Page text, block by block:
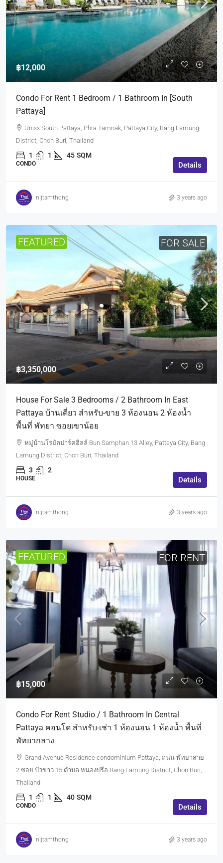
฿12,000
Condo For Rent 1 Bedroom / 1 Bathroom In [South
Pattaya]
Unixx South Pattaya, Phra Tamnak, Pattaya City, Bang Lamung
District, Chon Buri, Thailand
1 1 45 SQM
CONDO Details
nijtamthong 3 years ago
FEATURED FOR SALE
฿3,350,000
House For Sale 3 Bedrooms / 2 Bathroom In East
Pattaya บ้านเดี่ยว สำหรับ-ขาย 3 ห้องนอน 2 ห้องน้ำ
พื้นที่ พัทยา ซอยเขาน้อย
หมู่บ้านโรยัลปาร์คฮิลล์ Bun Samphan 13 Alley, Pattaya City, Bang
Lamung District, Chon Buri, Thailand
3 2
HOUSE Details
nijtamthong 3 years ago
FEATURED FOR RENT
฿15,000
Condo For Rent Studio / 1 Bathroom In Central
Pattaya คอนโด สำหรับ-เช่า 1 ห้องนอน 1 ห้องน้ำ พื้นที่
พัทยากลาง
Grand Avenue Residence condominium Pattaya, ถนน พัทยาสาย
2 ซอย บัวขาว 15 ตำบล หนองปรือ Bang Lamung District, Chon Buri,
Thailand
1 1 40 SQM
CONDO Details
nijtamthong 3 years ago